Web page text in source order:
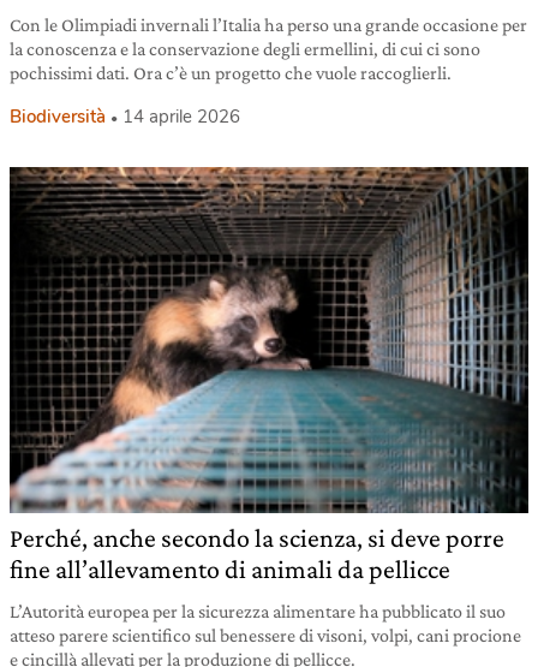
Con le Olimpiadi invernali l’Italia ha perso una grande occasione per
la conoscenza e la conservazione degli ermellini, di cui ci sono
pochissimi dati. Ora c’è un progetto che vuole raccoglierli.
Biodiversità 14 aprile 2026
Perché, anche secondo la scienza, si deve porre
fine all’allevamento di animali da pellicce
L’Autorità europea per la sicurezza alimentare ha pubblicato il suo
atteso parere scientifico sul benessere di visoni, volpi, cani procione
e cincillà allevati per la produzione di pellicce.